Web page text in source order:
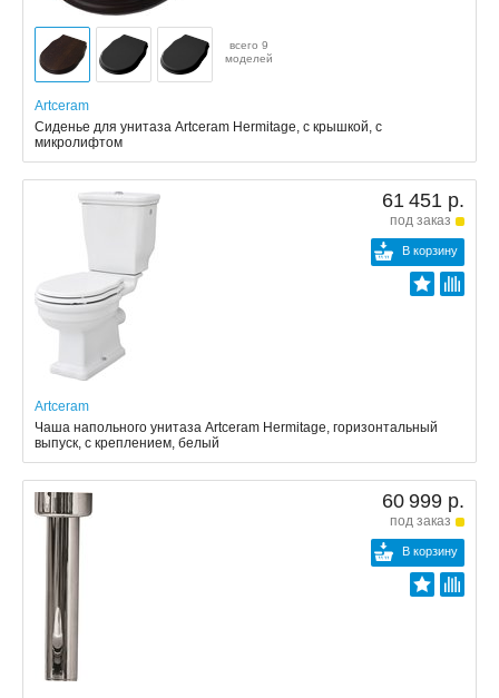
всего 9
моделей
Artceram
Сиденье для унитаза Artceram Hermitage, с крышкой, с
микролифтом
61 451 р.
под заказ
В корзину
Artceram
Чаша напольного унитаза Artceram Hermitage, горизонтальный
выпуск, с креплением, белый
60 999 р.
под заказ
В корзину